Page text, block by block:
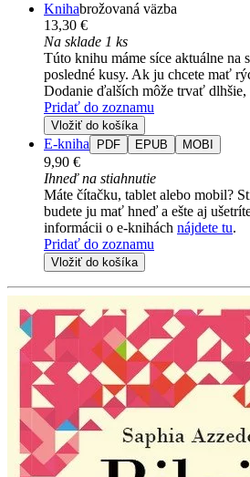
Knihabrožovaná väzba
13,30 €
Na sklade 1 ks
Túto knihu máme síce aktuálne na
posledné kusy. Ak ju chcete mať
Dodanie ďalších môže trvať dlhšie,
Pridať do zoznamu
Vložiť do košíka
E-kniha PDF EPUB MOBI
9,90 €
Ihneď na stiahnutie
Máte čítačku, tablet alebo mobil?
budete ju mať hneď a ešte aj
informácii o e-knihách nájdete tu.
Pridať do zoznamu
Vložiť do košíka